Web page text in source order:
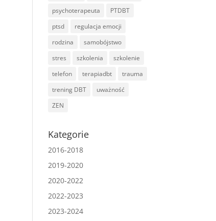
psychoterapeuta
PTDBT
ptsd
regulacja emocji
rodzina
samobójstwo
stres
szkolenia
szkolenie
telefon
terapiadbt
trauma
trening DBT
uważność
ZEN
Kategorie
2016-2018
2019-2020
2020-2022
2022-2023
2023-2024